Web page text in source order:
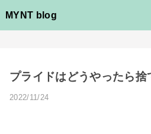
MYNT blog
プライドはどうやったら捨
2022/11/24